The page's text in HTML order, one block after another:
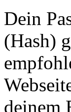
Dein
(Hash)
deinem